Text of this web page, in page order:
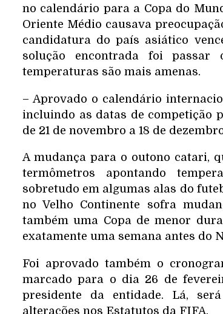
no calendário para a Copa do
Oriente Médio causava
candidatura do país asiático
solução encontrada foi
temperaturas são mais amenas.
– Aprovado o calendário
incluindo as datas de competição
de 21 de novembro a 18 de
A mudança para o outono catari,
termômetros apontando
sobretudo em algumas alas do
no Velho Continente sofra
também uma Copa de menor
exatamente uma semana antes do
Foi aprovado também o
marcado para o dia 26 de
presidente da entidade. Lá,
alterações nos Estatutos da FIFA.